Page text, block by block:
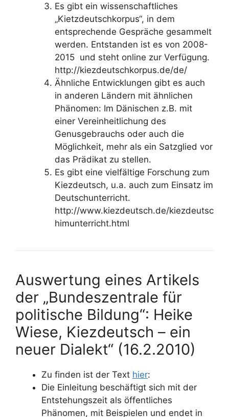
Es gibt ein wissenschaftliches
„Kietzdeutschkorpus“, in dem
entsprechende Gespräche gesammelt
werden. Entstanden ist es von 2008-
2015 und steht online zur Verfügung.
http://kiezdeutschkorpus.de/de/
Ähnliche Entwicklungen gibt es auch
in anderen Ländern mit ähnlichen
Phänomen: Im Dänischen z.B. mit
einer Vereinheitlichung des
Genusgebrauchs oder auch die
Möglichkeit, mehr als ein Satzglied vor
das Prädikat zu stellen.
Es gibt eine vielfältige Forschung zum
Kiezdeutsch, u.a. auch zum Einsatz im
Deutschunterricht.
http://www.kiezdeutsch.de/kiezdeutsc
himunterricht.html
Auswertung eines Artikels
der „Bundeszentrale für
politische Bildung“: Heike
Wiese, Kiezdeutsch – ein
neuer Dialekt“ (16.2.2010)
Zu finden ist der Text hier:
Die Einleitung beschäftigt sich mit der
Entstehungszeit als öffentliches
Phänomen, mit Beispielen und endet in